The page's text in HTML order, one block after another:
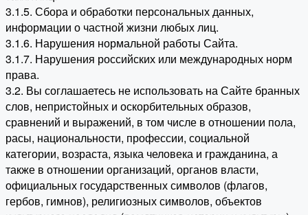
3.1.5. Сбора и обработки персональных данных,
информации о частной жизни любых лиц.
3.1.6. Нарушения нормальной работы Сайта.
3.1.7. Нарушения российских или международных норм
права.
3.2. Вы соглашаетесь не использовать на Сайте бранных
слов, непристойных и оскорбительных образов,
сравнений и выражений, в том числе в отношении пола,
расы, национальности, профессии, социальной
категории, возраста, языка человека и гражданина, а
также в отношении организаций, органов власти,
официальных государственных символов (флагов,
гербов, гимнов), религиозных символов, объектов